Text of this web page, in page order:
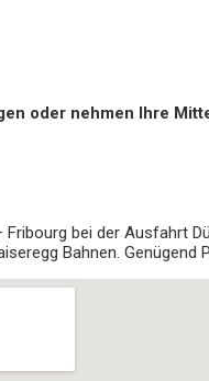
oder nehmen Ihre
bei der Ausfahrt
Bahnen. Genügend